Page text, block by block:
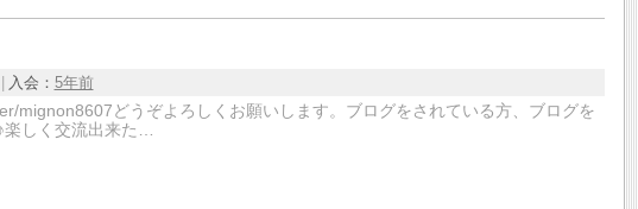
入会： 5年前
mignon8607どうぞよろしくお願いします。ブログをされている方、ブログを
しく交流出来た…